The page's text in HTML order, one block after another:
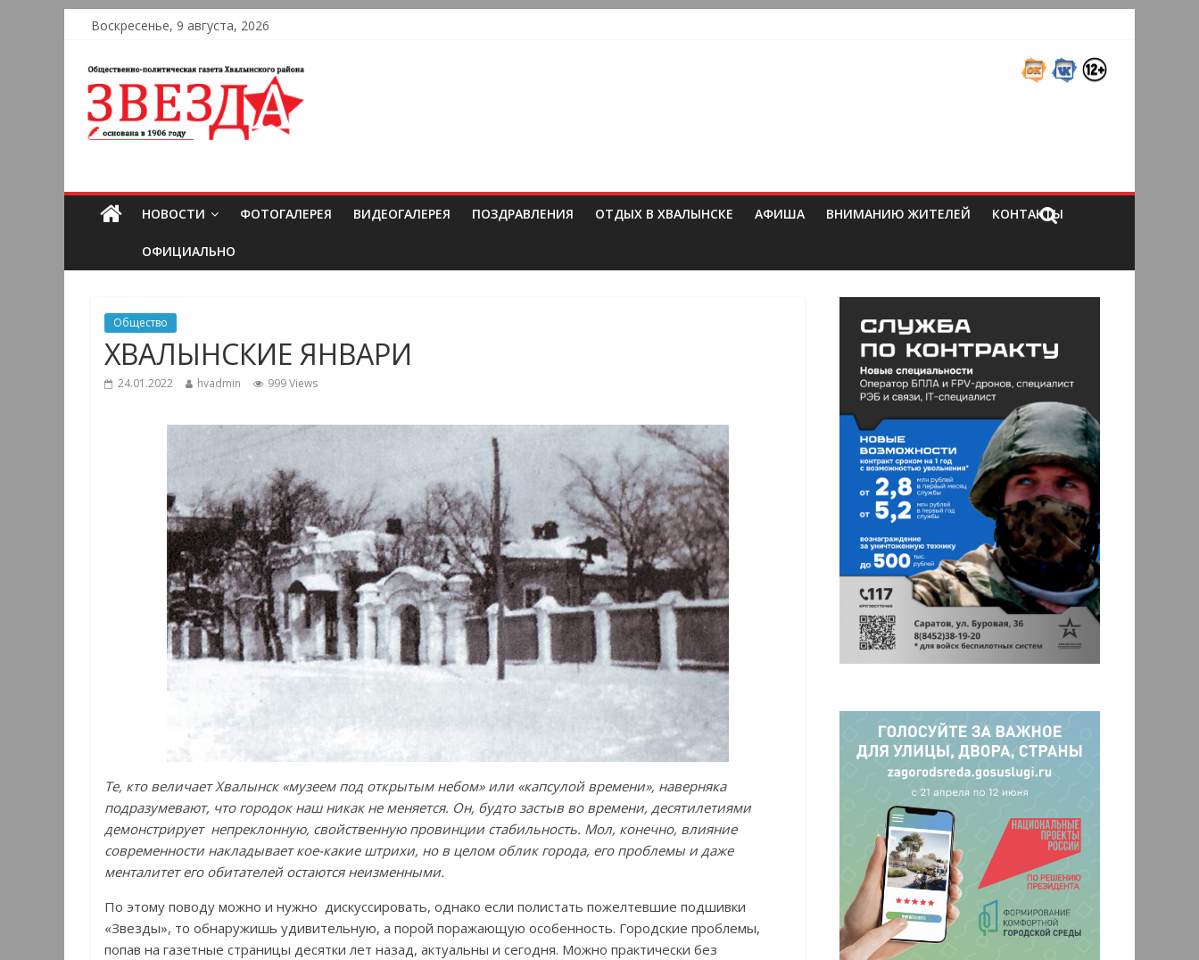
Воскресенье, 9 августа, 2026
НОВОСТИ ФОТОГАЛЕРЕЯ ВИДЕОГАЛЕРЕЯ ПОЗДРАВЛЕНИЯ ОТДЫХ В ХВАЛЫНСКЕ АФИША ВНИМАНИЮ ЖИТЕЛЕЙ КОНТАКТЫ
ОФИЦИАЛЬНО
Общество
ХВАЛЫНСКИЕ ЯНВАРИ
24.01.2022 hvadmin 999 Views
Те, кто величает Хвалынск «музеем под открытым небом» или «капсулой времени», наверняка
подразумевают, что городок наш никак не меняется. Он, будто застыв во времени, десятилетиями
демонстрирует непреклонную, свойственную провинции стабильность. Мол, конечно, влияние
современности накладывает кое-какие штрихи, но в целом облик города, его проблемы и даже
менталитет его обитателей остаются неизменными.
По этому поводу можно и нужно дискуссировать, однако если полистать пожелтевшие подшивки
«Звезды», то обнаружишь удивительную, а порой поражающую особенность. Городские проблемы,
попав на газетные страницы десятки лет назад, актуальны и сегодня. Можно практически без